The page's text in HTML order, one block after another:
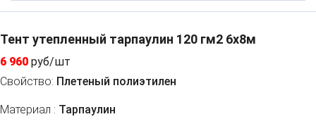
Тент утепленный тарпаулин 120 гм2 6х8м
6 960 руб/шт
Свойство: Плетеный полиэтилен
Материал : Тарпаулин